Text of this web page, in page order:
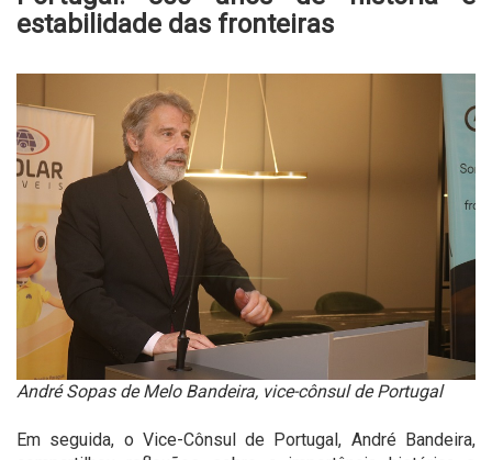
estabilidade das fronteiras
André Sopas de Melo Bandeira, vice-cônsul de Portugal
Em seguida, o Vice-Cônsul de Portugal, André Bandeira,